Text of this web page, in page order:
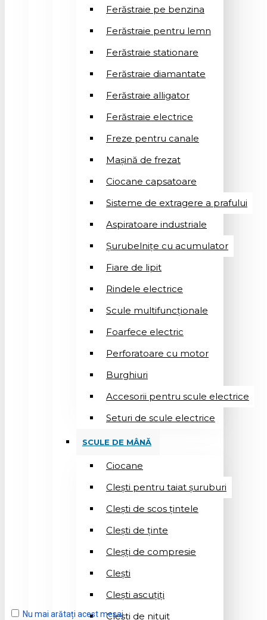
Ferăstraie pe benzina
Ferăstraie pentru lemn
Ferăstraie stationare
Ferăstraie diamantate
Ferăstraie alligator
Ferăstraie electrice
Freze pentru canale
Mașină de frezat
Ciocane capsatoare
Sisteme de extragere a prafului
Aspiratoare industriale
Șurubelnițe cu acumulator
Fiare de lipit
Rindele electrice
Scule multifuncționale
Foarfece electric
Perforatoare cu motor
Burghiuri
Accesorii pentru scule electrice
Seturi de scule electrice
SCULE DE MÂNĂ
Ciocane
Cleşti pentru taiat șuruburi
Clești de scos țintele
Clești de ținte
Cleșți de compresie
Cleşti
Clești ascuțiți
Cleşti de nituit
Nu mai arătați acest mesaj